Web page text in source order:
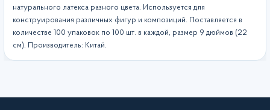
натурального латекса разного цвета. Используется для
конструирования различных фигур и композиций. Поставляется в
количестве 100 упаковок по 100 шт. в каждой, размер 9 дюймов (22
см). Производитель: Китай.